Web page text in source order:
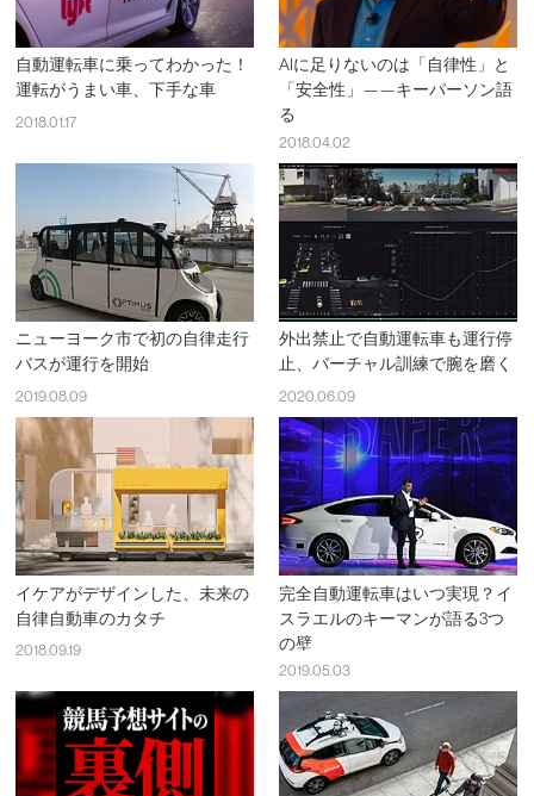
自動運転車に乗ってわかった！
運転がうまい車、下手な車
2018.01.17
AIに足りないのは「自律性」と
「安全性」——キーパーソン語
る
2018.04.02
ニューヨーク市で初の自律走行
バスが運行を開始
2019.08.09
外出禁止で自動運転車も運行停
止、バーチャル訓練で腕を磨く
2020.06.09
イケアがデザインした、未来の
自律自動車のカタチ
2018.09.19
完全自動運転車はいつ実現？イ
スラエルのキーマンが語る3つ
の壁
2019.05.03